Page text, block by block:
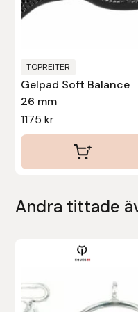
TOPREITER
Gelpad Soft Balance
26 mm
1175kr
Andra tittade
produkten
Nammi Godis
Nyttorp
Parisol
Professional’s Choice